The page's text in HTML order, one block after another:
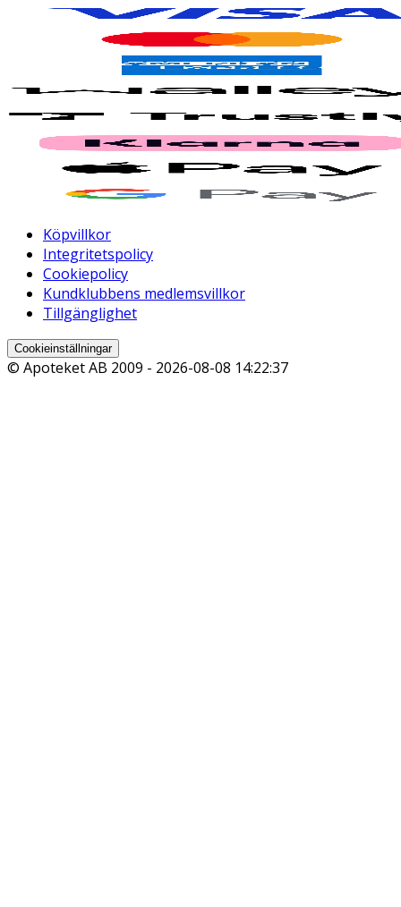
Köpvillkor
Integritetspolicy
Cookiepolicy
Kundklubbens medlemsvillkor
Tillgänglighet
Cookieinställningar
© Apoteket AB 2009 - 2026-08-08 14:22:37